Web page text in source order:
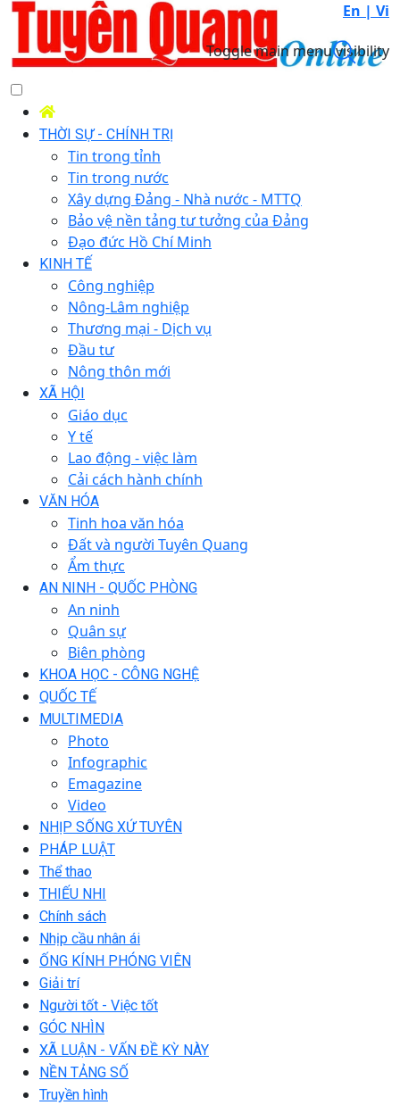
En | Vi
Toggle main menu visibility
THỜI SỰ - CHÍNH TRỊ
Tin trong tỉnh
Tin trong nước
Xây dựng Đảng - Nhà nước - MTTQ
Bảo vệ nền tảng tư tưởng của Đảng
Đạo đức Hồ Chí Minh
KINH TẾ
Công nghiệp
Nông-Lâm nghiệp
Thương mại - Dịch vụ
Đầu tư
Nông thôn mới
XÃ HỘI
Giáo dục
Y tế
Lao động - việc làm
Cải cách hành chính
VĂN HÓA
Tinh hoa văn hóa
Đất và người Tuyên Quang
Ẩm thực
AN NINH - QUỐC PHÒNG
An ninh
Quân sự
Biên phòng
KHOA HỌC - CÔNG NGHỆ
QUỐC TẾ
MULTIMEDIA
Photo
Infographic
Emagazine
Video
NHỊP SỐNG XỨ TUYÊN
PHÁP LUẬT
Thể thao
THIẾU NHI
Chính sách
Nhịp cầu nhân ái
ỐNG KÍNH PHÓNG VIÊN
Giải trí
Người tốt - Việc tốt
GÓC NHÌN
XÃ LUẬN - VẤN ĐỀ KỲ NÀY
NỀN TẢNG SỐ
Truyền hình